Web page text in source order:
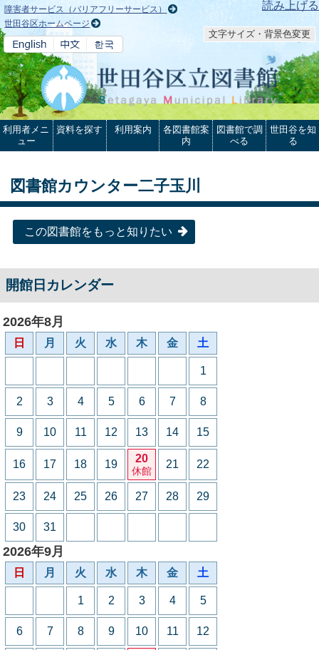
本文へ 読み上げる
障害者サービス（バリアフリーサービス）
世田谷区ホームページ
文字サイズ・背景色変更
利用者メニ
ュー
資料を探す 利用案内
各図書館案
内
図書館で調
べる
世田谷を知
る
図書館カウンター二子玉川
この図書館をもっと知りたい
開館日カレンダー
2026年8月
日 月 火 水 木 金 土
1
2 3 4 5 6 7 8
9 10 11 12 13 14 15
16 17 18 19 20
休館
21 22
23 24 25 26 27 28 29
30 31
2026年9月
日 月 火 水 木 金 土
1 2 3 4 5
6 7 8 9 10 11 12